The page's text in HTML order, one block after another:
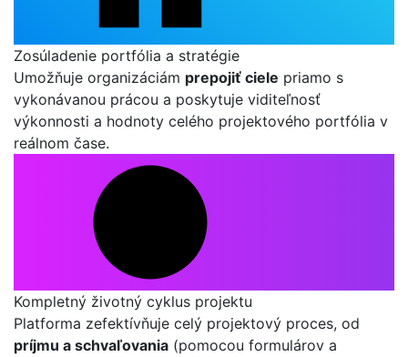
Zosúladenie portfólia a stratégie
Umožňuje organizáciám prepojiť ciele priamo s
vykonávanou prácou a poskytuje viditeľnosť
výkonnosti a hodnoty celého projektového portfólia v
reálnom čase.
Kompletný životný cyklus projektu
Platforma zefektívňuje celý projektový proces, od
príjmu a schvaľovania (pomocou formulárov a